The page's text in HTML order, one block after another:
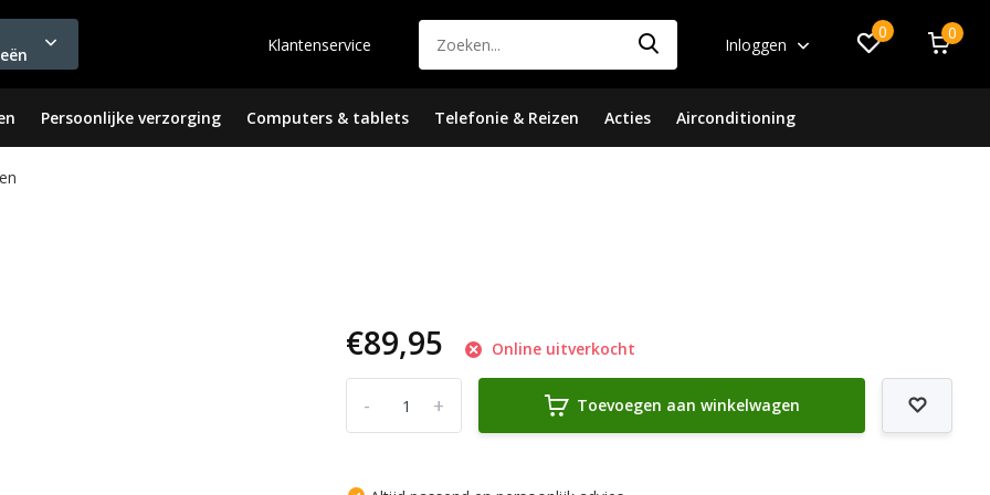
Klantenservice Inloggen
0 0
Persoonlijke verzorging Computers & tablets Telefonie & Reizen Acties Airconditioning
€89,95 Online uitverkocht
+
- Toevoegen aan winkelwagen